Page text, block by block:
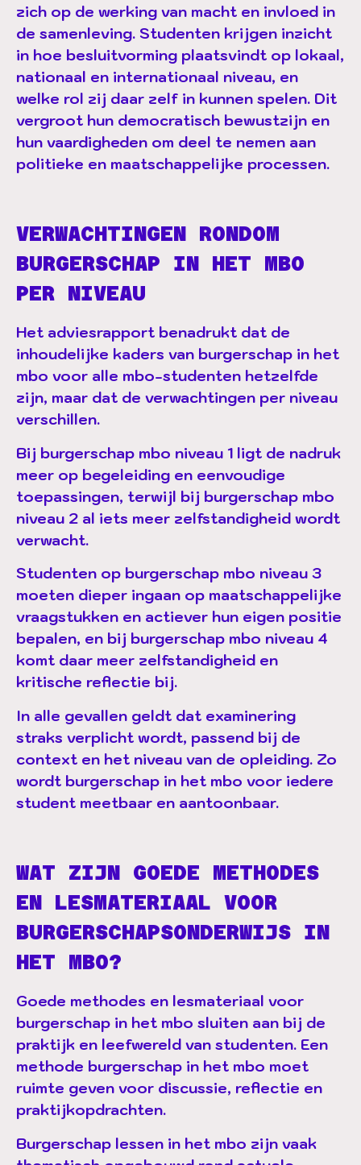
zich op de werking van macht en invloed in
de samenleving. Studenten krijgen inzicht
in hoe besluitvorming plaatsvindt op lokaal,
nationaal en internationaal niveau, en
welke rol zij daar zelf in kunnen spelen. Dit
vergroot hun democratisch bewustzijn en
hun vaardigheden om deel te nemen aan
politieke en maatschappelijke processen.
VERWACHTINGEN RONDOM
BURGERSCHAP IN HET MBO
PER NIVEAU
Het adviesrapport benadrukt dat de
inhoudelijke kaders van burgerschap in het
mbo voor alle mbo-studenten hetzelfde
zijn, maar dat de verwachtingen per niveau
verschillen.
Bij burgerschap mbo niveau 1 ligt de nadruk
meer op begeleiding en eenvoudige
toepassingen, terwijl bij burgerschap mbo
niveau 2 al iets meer zelfstandigheid wordt
verwacht.
Studenten op burgerschap mbo niveau 3
moeten dieper ingaan op maatschappelijke
vraagstukken en actiever hun eigen positie
bepalen, en bij burgerschap mbo niveau 4
komt daar meer zelfstandigheid en
kritische reflectie bij.
In alle gevallen geldt dat examinering
straks verplicht wordt, passend bij de
context en het niveau van de opleiding. Zo
wordt burgerschap in het mbo voor iedere
student meetbaar en aantoonbaar.
WAT ZIJN GOEDE METHODES
EN LESMATERIAAL VOOR
BURGERSCHAPSONDERWIJS IN
HET MBO?
Goede methodes en lesmateriaal voor
burgerschap in het mbo sluiten aan bij de
praktijk en leefwereld van studenten. Een
methode burgerschap in het mbo moet
ruimte geven voor discussie, reflectie en
praktijkopdrachten.
Burgerschap lessen in het mbo zijn vaak